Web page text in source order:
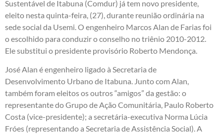
Sustentável de Itabuna (Comdur) já tem novo presidente,
eleito nesta quinta-feira, (27), durante reunião ordinária na
sede social da Usemi. O engenheiro Marcos Alan de Farias foi
o escolhido para conduzir o conselho no triênio 2010-2012.
Ele substitui o presidente provisório Roberto Mendonça.
José Alan é engenheiro ligado à Secretaria de
Desenvolvimento Urbano de Itabuna. Junto com Alan,
também foram eleitos os outros “amigos” da gestão: o
representante do Grupo de Ação Comunitária, Paulo Roberto
Costa (vice-presidente); a secretária-executiva Norma Lúcia
Fróes (representando a Secretaria de Assistência Social). A